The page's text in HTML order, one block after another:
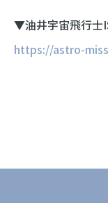
▼油井宇宙飛行士
https://astro-